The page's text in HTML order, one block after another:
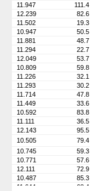
11.947
111.4
12.239
82.6
11.502
19.3
10.947
50.5
11.881
48.7
11.294
22.7
12.049
53.7
10.809
59.8
11.226
32.1
11.293
30.2
11.714
47.8
11.449
33.6
10.592
83.8
11.111
36.5
12.143
95.5
10.505
79.4
10.745
59.3
10.771
57.6
12.111
72.9
10.487
85.3
11.644 68.4